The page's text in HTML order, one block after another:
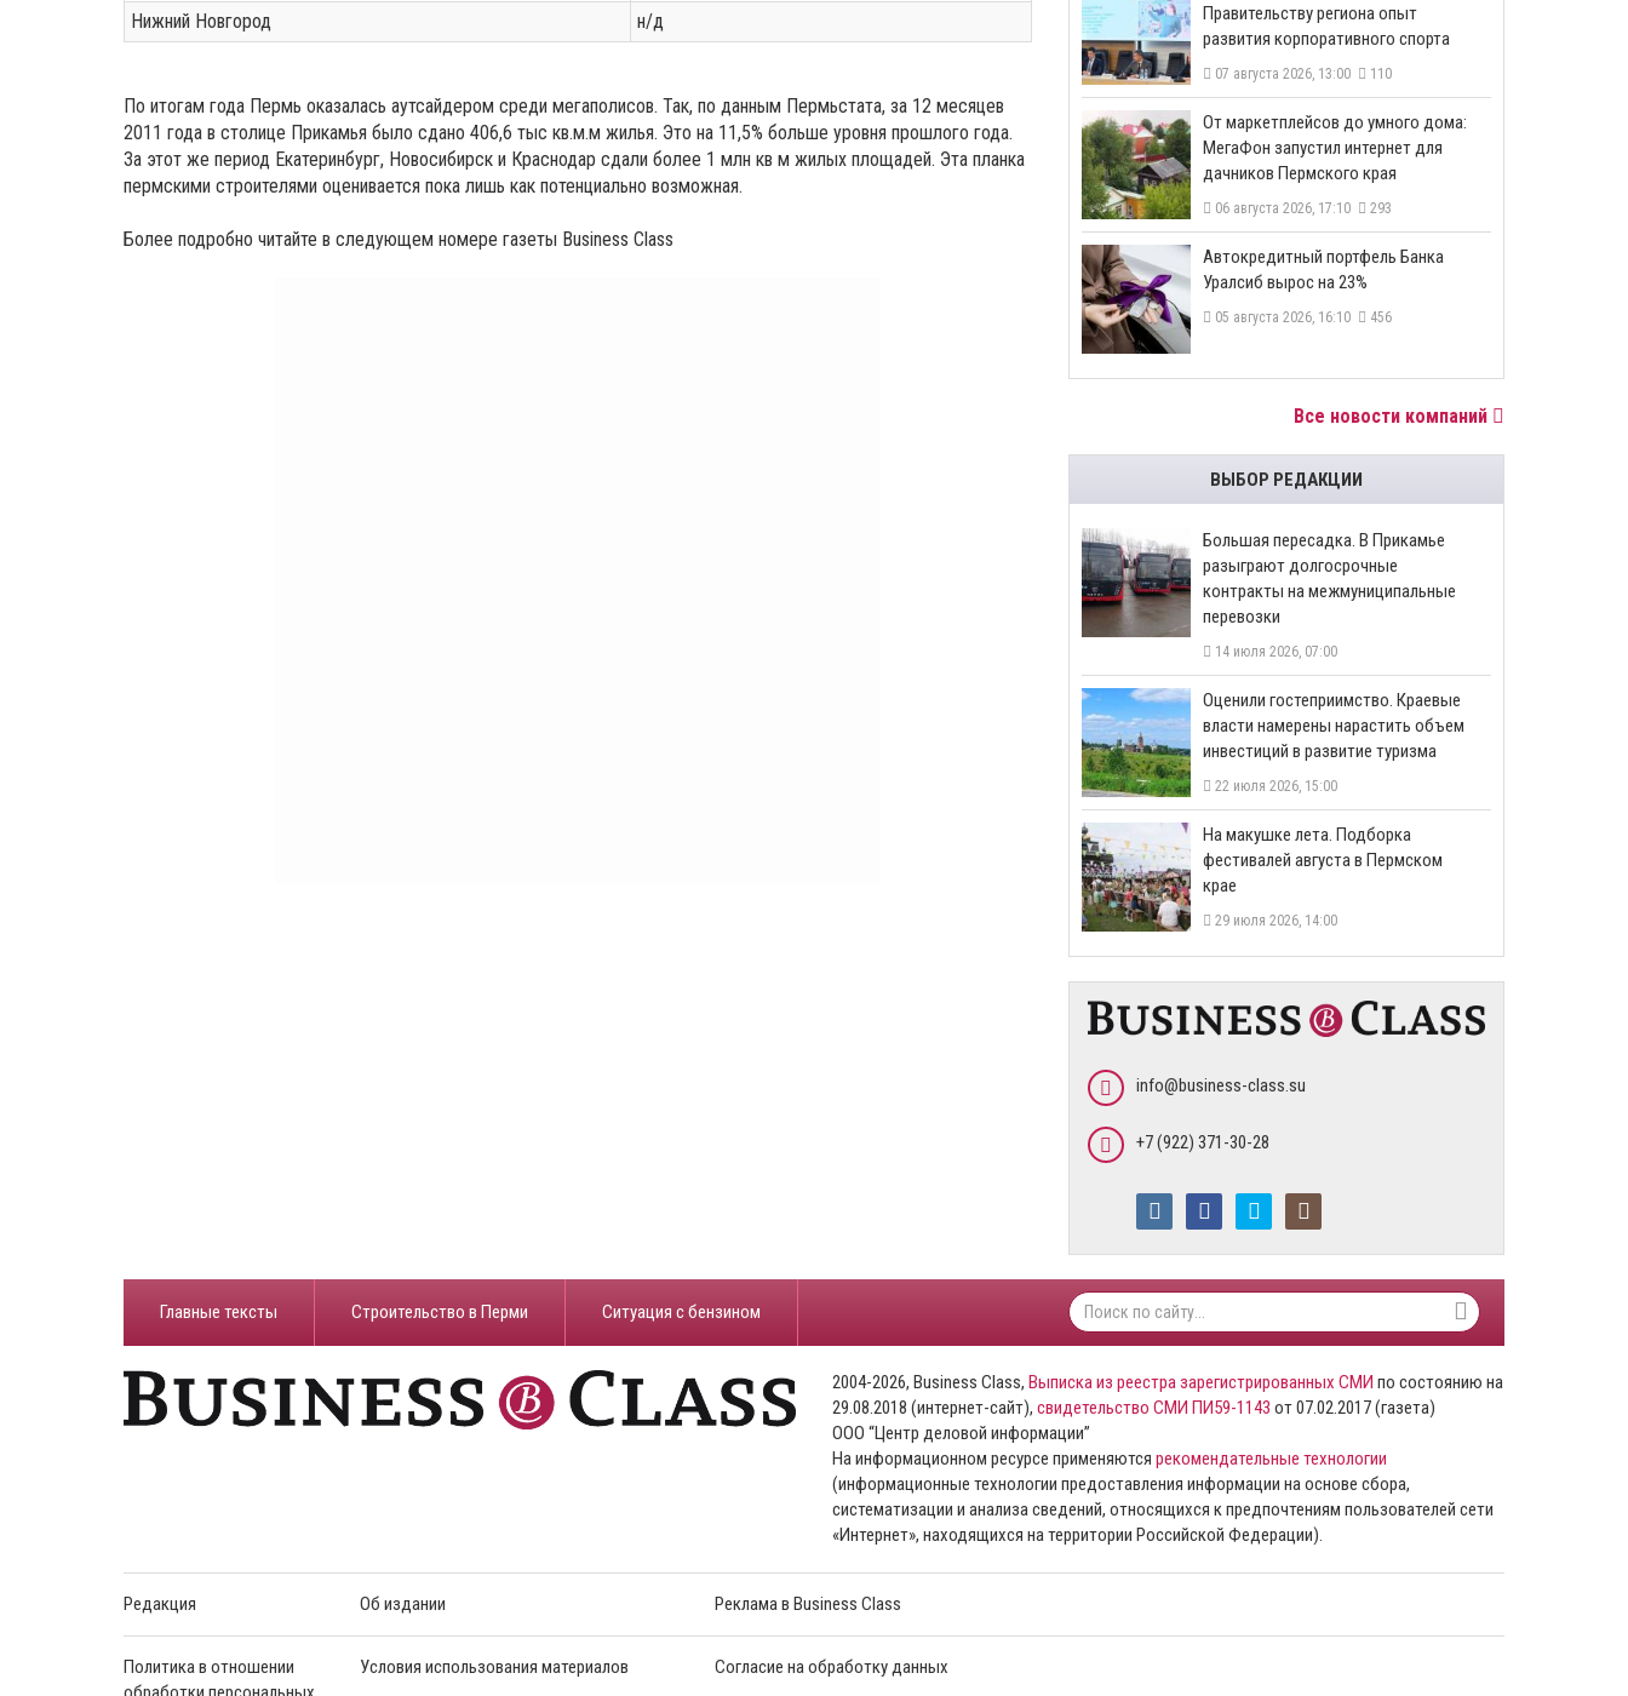
Нижний Новгород
н/д
По итогам года Пермь оказалась аутсайдером среди мегаполисов. Так, по данным Пермьстата, за 12 месяцев
2011 года в столице Прикамья было сдано 406,6 тыс кв.м.м жилья. Это на 11,5% больше уровня прошлого года.
За этот же период Екатеринбург, Новосибирск и Краснодар сдали более 1 млн кв м жилых площадей. Эта планка
пермскими строителями оценивается пока лишь как потенциально возможная.
Более подробно читайте в следующем номере газеты Business Class
Правительству региона опыт
развития корпоративного спорта
07 августа 2026, 13:00 110
От маркетплейсов до умного дома:
МегаФон запустил интернет для
дачников Пермского края
06 августа 2026, 17:10 293
​Автокредитный портфель Банка
Уралсиб вырос на 23%
05 августа 2026, 16:10 456
Все новости компаний
ВЫБОР РЕДАКЦИИ
Большая пересадка. В Прикамье
разыграют долгосрочные
контракты на межмуниципальные
перевозки
14 июля 2026, 07:00
Оценили гостеприимство. Краевые
власти намерены нарастить объем
инвестиций в развитие туризма
22 июля 2026, 15:00
На макушке лета. Подборка
фестивалей августа в Пермском
крае
29 июля 2026, 14:00
info@business-class.su
+7 (922) 371-30-28
Главные тексты Строительство в Перми ​Ситуация с бензином
2004-2026, Business Class, Выписка из реестра зарегистрированных СМИ по состоянию на
29.08.2018 (интернет-сайт), свидетельство СМИ ПИ59-1143 от 07.02.2017 (газета)
ООО “Центр деловой информации”
На информационном ресурсе применяются рекомендательные технологии
(информационные технологии предоставления информации на основе сбора,
систематизации и анализа сведений, относящихся к предпочтениям пользователей сети
«Интернет», находящихся на территории Российской Федерации).
Редакция Об издании Реклама в Business Class
Политика в отношении
Условия использования материалов Согласие на обработку данных